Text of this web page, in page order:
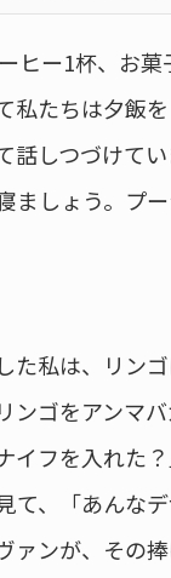
ヒー1杯、お
私たちは夕飯
話しつづけて
ましょう。プ
た私は、リン
ゴをアンマバ
イフを入れた
て、「あんな
ァンが、その